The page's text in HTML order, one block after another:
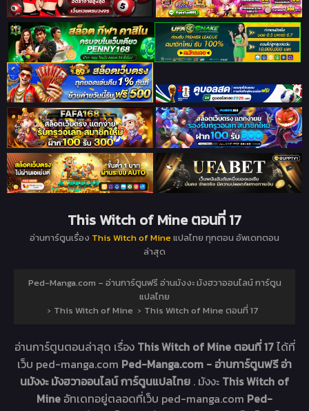
This Witch of Mine ตอนที่ 17
อ่านการ์ตูนเรื่อง This Witch of Mineแปลไทย ทุกตอน อัพเดทตอน
ล่าสุด
Ped-Manga.com – อ่านการ์ตูนฟรี อ่านมังงะ มังฮวาออนไลน์ การ์ตูน
แปลไทย
› This Witch of Mine › This Witch of Mine ตอนที่ 17
อ่านการ์ตูนตอนล่าสุด เรื่อง This Witch of Mine ตอนที่ 17ได้ที่
เว็บ ped-manga.com Ped-Manga.com - อ่านการ์ตูนฟรี อ่า
นมังงะ มังฮวาออนไลน์ การ์ตูนแปลไทย . มังงะ This Witch of
Mine อัทเดทอยู่ตลอดที่เว็บ ped-manga.com Ped-